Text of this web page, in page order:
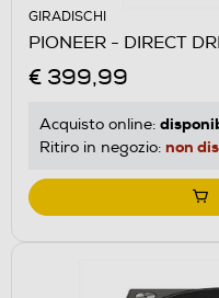
GIRADISCHI
PIONEER - DIRECT
€ 399,99
Acquisto online:
Ritiro in negozio: non